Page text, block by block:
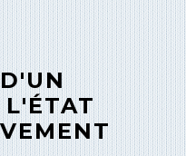
L'ÉTAT